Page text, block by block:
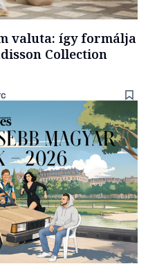
valuta: így formálja
Collection